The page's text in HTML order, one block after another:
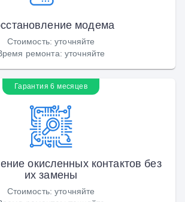
модема
Стоимость:уточняйте
ремонта: уточняйте
Гарантия 6 месяцев
окисленных контактов без
их замены
Стоимость:уточняйте